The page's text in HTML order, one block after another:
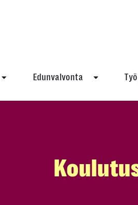
Edunvalvonta